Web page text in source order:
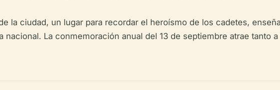
la ciudad, un lugar para recordar el heroísmo de los cadetes,
La conmemoración anual del 13 de septiembre atrae tanto